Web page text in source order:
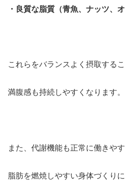
・良質な脂質（青魚、ナッツ、
これらをバランスよく摂取する
満腹感も持続しやすくなります。
また、代謝機能も正常に働きやす
脂肪を燃焼しやすい身体づくり